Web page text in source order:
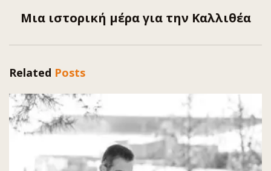
Μια ιστορική μέρα για την Καλλιθέα
Related Posts